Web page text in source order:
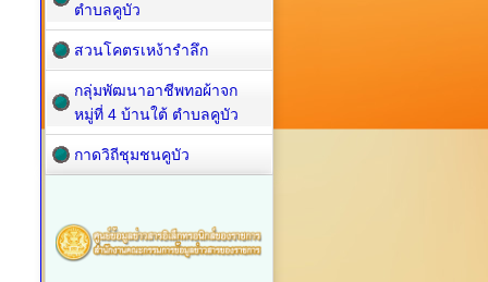
ตำบลคูบัว
สวนโคตรเหง้ารำลึก
กลุ่มพัฒนาอาชีพทอผ้าจก
หมู่ที่ 4 บ้านใต้ ตำบลคูบัว
กาดวิถีชุมชนคูบัว